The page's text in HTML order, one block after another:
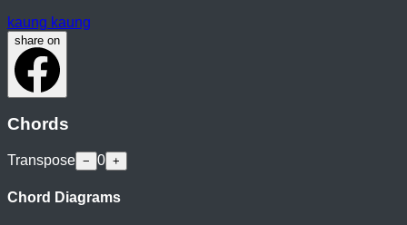
kaung kaung
share on
Chords
Transpose − 0 +
Chord Diagrams